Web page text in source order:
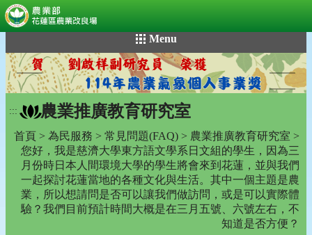
到
主
要
內
容
Menu
::: 農業推廣教育研究室
首頁 > 為民服務 > 常見問題(FAQ) > 農業推廣教育研究室 >
您好，我是慈濟大學東方語文學系日文組的學生，因為三
月份時日本人間環境大學的學生將會來到花蓮，並與我們
一起探討花蓮當地的各種文化與生活。其中一個主題是農
業，所以想請問是否可以讓我們做訪問，或是可以實際體
驗？我們目前預計時間大概是在三月五號、六號左右，不
知道是否方便？